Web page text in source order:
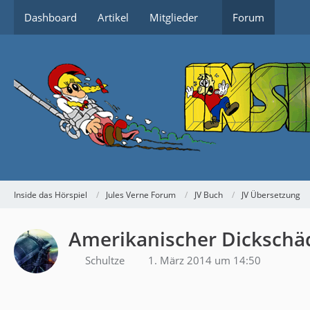
Dashboard Artikel Mitglieder Forum
Inside das Hörspiel Jules Verne Forum JV Buch JV Übersetzung
Amerikanischer
Schultze 1. März 2014 um 14:50